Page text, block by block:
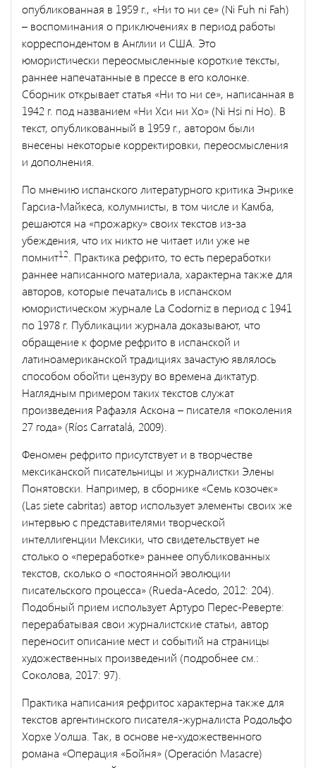
опубликованная в 1959 г., «Ни то ни се» (Ni Fuh ni Fah)
– воспоминания о приключениях в период работы
корреспондентом в Англии и США. Это
юмористически переосмысленные короткие тексты,
раннее напечатанные в прессе в его колонке.
Сборник открывает статья «Ни то ни се», написанная в
1942 г. под названием «Ни Хси ни Хо» (Ni Hsi ni Ho). В
текст, опубликованный в 1959 г., автором были
внесены некоторые корректировки, переосмысления
и дополнения.
По мнению испанского литературного критика Энрике
Гарсиа-Майкеса, колумнисты, в том числе и Камба,
решаются на «прожарку» своих текстов из-за
убеждения, что их никто не читает или уже не
помнит12 . Практика рефрито, то есть переработки
раннее написанного материала, характерна также для
авторов, которые печатались в испанском
юмористическом журнале La Codorniz в период с 1941
по 1978 г. Публикации журнала доказывают, что
обращение к форме рефрито в испанской и
латиноамериканской традициях зачастую являлось
способом обойти цензуру во времена диктатур.
Наглядным примером таких текстов служат
произведения Рафаэля Аскона – писателя «поколения
27 года» (Ríos Carratalá, 2009).
Феномен рефрито присутствует и в творчестве
мексиканской писательницы и журналистки Элены
Понятовски. Например, в сборнике «Семь козочек»
(Las siete cabritas) автор использует элементы своих же
интервью с представителями творческой
интеллигенции Мексики, что свидетельствует не
столько о «переработке» раннее опубликованных
текстов, сколько о «постоянной эволюции
писательского процесса» (Rueda-Acedo, 2012: 204).
Подобный прием использует Артуро Перес-Реверте:
перерабатывая свои журналистские статьи, автор
переносит описание мест и событий на страницы
художественных произведений (подробнее см.:
Соколова, 2017: 97).
Практика написания рефритос характерна также для
текстов аргентинского писателя-журналиста Родольфо
Хорхе Уолша. Так, в основе не-художественного
романа «Операция «Бойня» (Operación Masacre)